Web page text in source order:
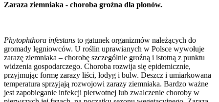
Zaraza ziemniaka - choroba groźna dla plonów.
Phytophthora infestans to gatunek organizmów należących do
gromady lęgniowców. U roślin uprawianych w Polsce wywołuje
zarazę ziemniaka – chorobę szczególnie groźną i istotną z punktu
widzenia gospodarczego. Choroba rozwija się epidemicznie,
przyjmując formę zarazy liści, łodyg i bulw. Deszcz i umiarkowana
temperatura sprzyjają rozwojowi zarazy ziemniaka. Bardzo ważne
jest zapobieganie infekcji pierwotnej lub zwalczenie choroby w